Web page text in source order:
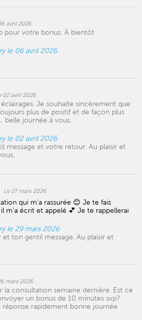
avril 2026
pour votre bonus. À bientôt
le 06 avril 2026
02 avril 2026
Je souhaite sincèrement que
plus de positif et de façon plus
belle journée à vous.
le 02 avril 2026
message et votre retour. Au plaisir et
Le 27 mars 2026
qui m’a rassurée 😊 Je te fais
m’a écrit et appelé 💕 Je te rappellerai
le 29 mars 2026
ton gentil message. Au plaisir et
mars 2026
la consultation semaine dernière. Est ce
un bonus de 10 minutes svp?
rapidement bonne journée